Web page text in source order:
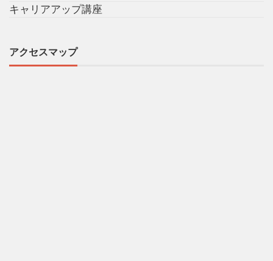
キャリアアップ講座
アクセスマップ